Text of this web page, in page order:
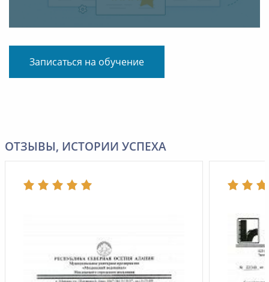
Записаться на обучение
ОТЗЫВЫ, ИСТОРИИ УСПЕХА